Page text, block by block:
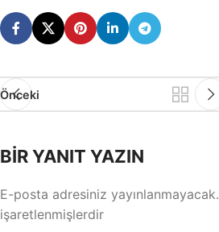
Önceki
BIR YANIT YAZIN
E-posta adresiniz yayınlanmayacak.
işaretlenmişlerdir